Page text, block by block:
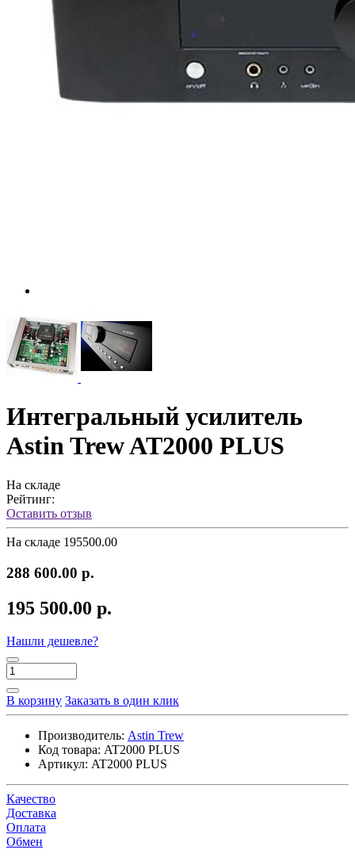
Интегральный усилитель
Astin Trew AT2000 PLUS
На складе
Рейтинг:
Оставить отзыв
На складе 195500.00
288 600.00 р.
195 500.00 р.
Нашли дешевле?
В корзину Заказать в один клик
Производитель: Astin Trew
Код товара: AT2000 PLUS
Артикул: AT2000 PLUS
Качество
Доставка
Оплата
Обмен